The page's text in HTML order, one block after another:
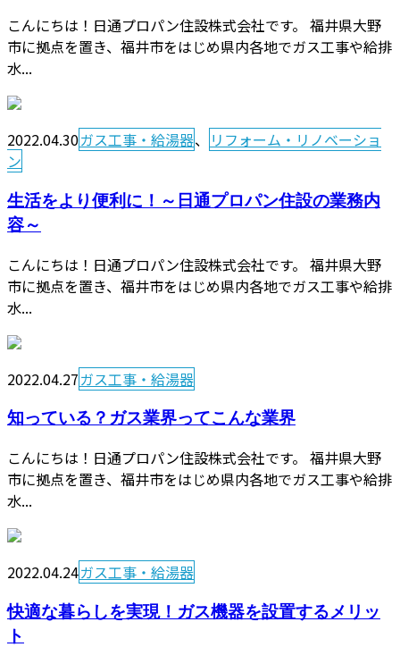
こんにちは！日通プロパン住設株式会社です。 福井県大野
市に拠点を置き、福井市をはじめ県内各地でガス工事や給排
水...
2022.04.30ガス工事・給湯器、 リフォーム・リノベーショ
ン
生活をより便利に！～日通プロパン住設の業務内
容～
こんにちは！日通プロパン住設株式会社です。 福井県大野
市に拠点を置き、福井市をはじめ県内各地でガス工事や給排
水...
2022.04.27ガス工事・給湯器
知っている？ガス業界ってこんな業界
こんにちは！日通プロパン住設株式会社です。 福井県大野
市に拠点を置き、福井市をはじめ県内各地でガス工事や給排
水...
2022.04.24ガス工事・給湯器
快適な暮らしを実現！ガス機器を設置するメリッ
ト